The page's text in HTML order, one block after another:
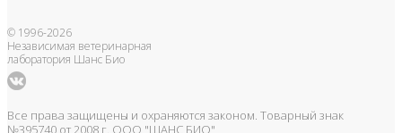
© 1996-2026
Независимая ветеринарная
лаборатория Шанс Био
Все права защищены и охраняются законом. Товарный знак
№395740 от 2008 г. ООО "ШАНС БИО"